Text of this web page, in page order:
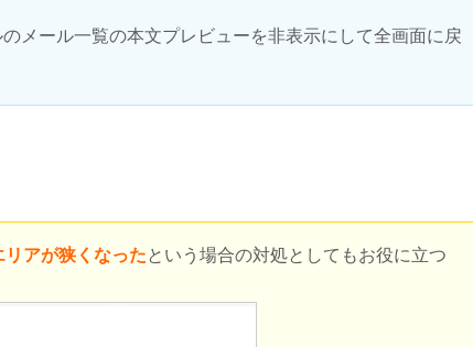
メール一覧の本文プレビューを非表示にして全画面に戻
アが狭くなったという場合の対処としてもお役に立つ